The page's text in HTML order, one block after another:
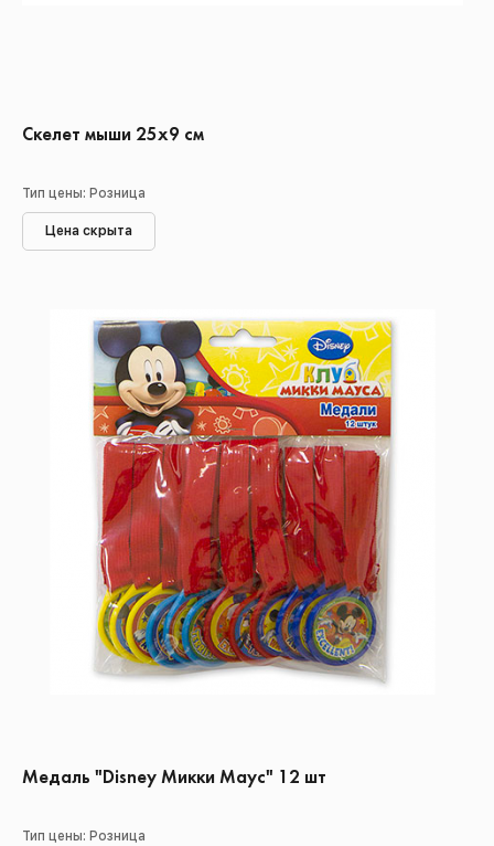
Скелет мыши 25х9 см
Тип цены: Розница
Цена скрыта
Медаль "Disney Микки Маус" 12 шт
Тип цены: Розница